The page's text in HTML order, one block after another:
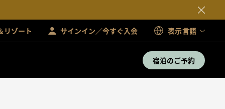
リゾート サインイン／今すぐ入会 表示言語
宿泊のご予約